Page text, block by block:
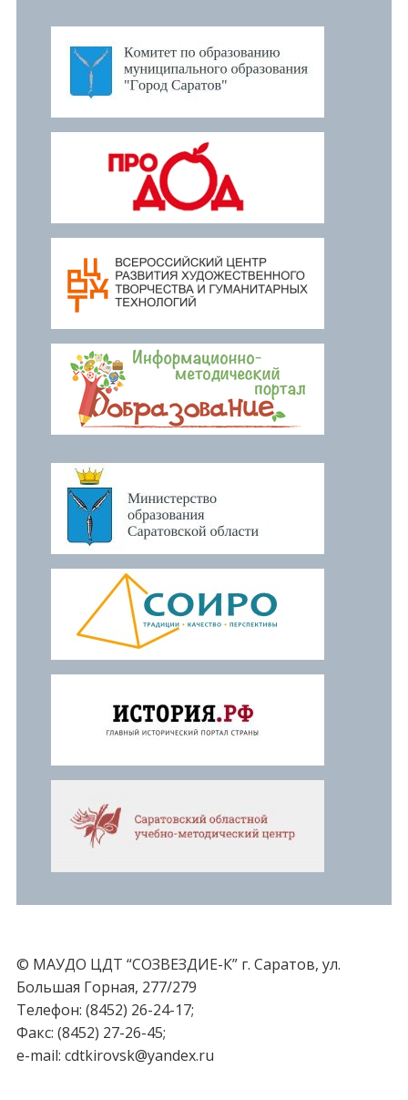
© МАУДО ЦДТ “СОЗВЕЗДИЕ-К” г. Саратов, ул.
Большая Горная, 277/279
Телефон: (8452) 26-24-17;
Факс: (8452) 27-26-45;
e-mail: cdtkirovsk@yandex.ru